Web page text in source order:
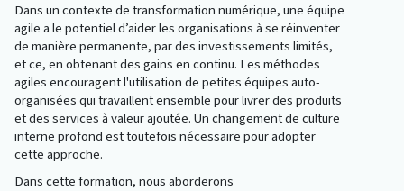
Dans un contexte de transformation numérique, une équipe
agile a le potentiel d’aider les organisations à se réinventer
de manière permanente, par des investissements limités,
et ce, en obtenant des gains en continu. Les méthodes
agiles encouragent l'utilisation de petites équipes auto-
organisées qui travaillent ensemble pour livrer des produits
et des services à valeur ajoutée. Un changement de culture
interne profond est toutefois nécessaire pour adopter
cette approche.
Dans cette formation, nous aborderons